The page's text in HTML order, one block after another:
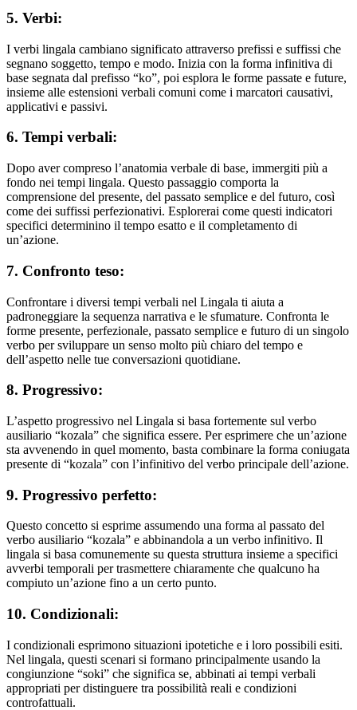
5. Verbi:
I verbi lingala cambiano significato attraverso prefissi e suffissi che
segnano soggetto, tempo e modo. Inizia con la forma infinitiva di
base segnata dal prefisso “ko”, poi esplora le forme passate e future,
insieme alle estensioni verbali comuni come i marcatori causativi,
applicativi e passivi.
6. Tempi verbali:
Dopo aver compreso l’anatomia verbale di base, immergiti più a
fondo nei tempi lingala. Questo passaggio comporta la
comprensione del presente, del passato semplice e del futuro, così
come dei suffissi perfezionativi. Esplorerai come questi indicatori
specifici determinino il tempo esatto e il completamento di
un’azione.
7. Confronto teso:
Confrontare i diversi tempi verbali nel Lingala ti aiuta a
padroneggiare la sequenza narrativa e le sfumature. Confronta le
forme presente, perfezionale, passato semplice e futuro di un singolo
verbo per sviluppare un senso molto più chiaro del tempo e
dell’aspetto nelle tue conversazioni quotidiane.
8. Progressivo:
L’aspetto progressivo nel Lingala si basa fortemente sul verbo
ausiliario “kozala” che significa essere. Per esprimere che un’azione
sta avvenendo in quel momento, basta combinare la forma coniugata
presente di “kozala” con l’infinitivo del verbo principale dell’azione.
9. Progressivo perfetto:
Questo concetto si esprime assumendo una forma al passato del
verbo ausiliario “kozala” e abbinandola a un verbo infinitivo. Il
lingala si basa comunemente su questa struttura insieme a specifici
avverbi temporali per trasmettere chiaramente che qualcuno ha
compiuto un’azione fino a un certo punto.
10. Condizionali:
I condizionali esprimono situazioni ipotetiche e i loro possibili esiti.
Nel lingala, questi scenari si formano principalmente usando la
congiunzione “soki” che significa se, abbinati ai tempi verbali
appropriati per distinguere tra possibilità reali e condizioni
controfattuali.